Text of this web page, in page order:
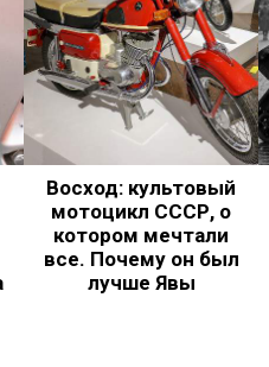
Восход: культовый
мотоцикл СССР, о
котором мечтали
все. Почему он был
лучше Явы